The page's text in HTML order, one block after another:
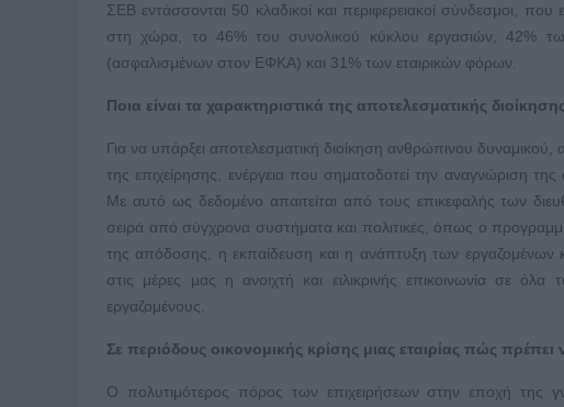
ΣΕΒ εντάσσονται 50 κλαδικοί και περιφερειακοί σύνδεσμοι,
στη χώρα, το 46% του συνολικού κύκλου εργασιών, 42%
(ασφαλισμένων στον ΕΦΚΑ) και 31% των εταιρικών φόρων.
Ποια είναι τα χαρακτηριστικά της αποτελεσματικής
Για να υπάρξει αποτελεσματική διοίκηση ανθρώπινου δυναμικού,
της επιχείρησης, ενέργεια που σηματοδοτεί την αναγνώριση
Με αυτό ως δεδομένο απαιτείται από τους επικεφαλής των
σειρά από σύγχρονα συστήματα και πολιτικές, όπως ο
της απόδοσης, η εκπαίδευση και η ανάπτυξη των εργαζομένων
στις μέρες μας η ανοιχτή και ειλικρινής επικοινωνία σε
εργαζομένους.
Σε περιόδους οικονομικής κρίσης μιας εταιρίας πώς πρέπει
Ο πολυτιμότερος πόρος των επιχειρήσεων στην εποχή της